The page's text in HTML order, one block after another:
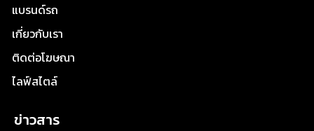
แบรนด์รถ
เกี่ยวกับเรา
ติดต่อโฆษณา
ไลฟ์สไตล์
ข่าวสาร